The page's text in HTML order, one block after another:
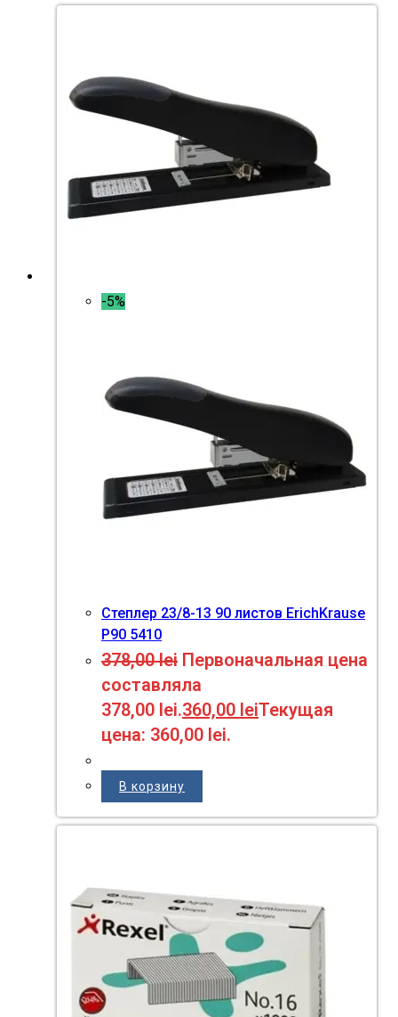
-5%
Степлер 23/8-13 90 листов ErichKrause
P90 5410
378,00lei Первоначальная цена
составляла
378,00 lei.360,00 leiТекущая
цена: 360,00 lei.
В корзину